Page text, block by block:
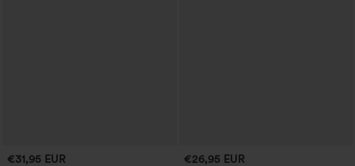
€31,95 EUR €26,95 EUR